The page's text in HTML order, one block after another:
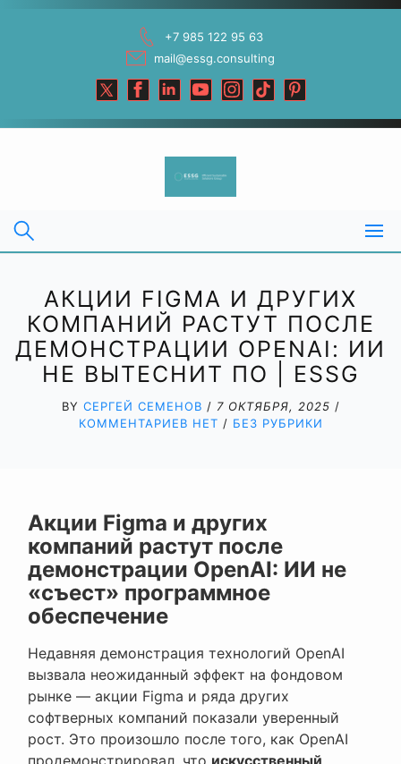
+7 985 122 95 63
mail@essg.consulting
АКЦИИ FIGMA И ДРУГИХ
КОМПАНИЙ РАСТУТ ПОСЛЕ
ДЕМОНСТРАЦИИ OPENAI: ИИ
НЕ ВЫТЕСНИТ ПО | ESSG
BY СЕРГЕЙ СЕМЕНОВ / 7 ОКТЯБРЯ, 2025 /
КОММЕНТАРИЕВ НЕТ / БЕЗ РУБРИКИ
Акции Figma и других
компаний растут после
демонстрации OpenAI: ИИ не
«съест» программное
обеспечение
Недавняя демонстрация технологий OpenAI
вызвала неожиданный эффект на фондовом
рынке — акции Figma и ряда других
софтверных компаний показали уверенный
рост. Это произошло после того, как OpenAI
продемонстрировал, что искусственный